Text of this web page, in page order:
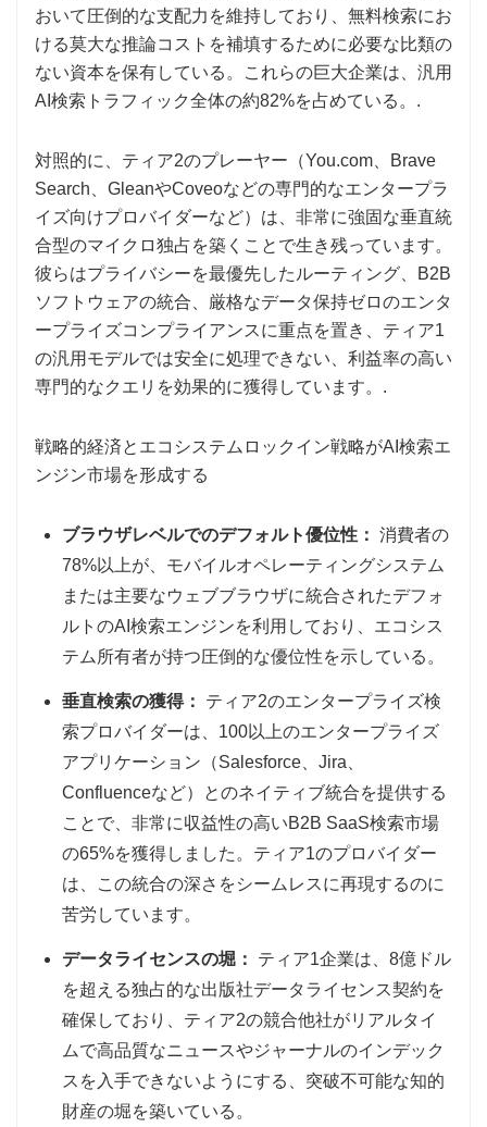
おいて圧倒的な支配力を維持しており、無料検索にお
ける莫大な推論コストを補填するために必要な比類の
ない資本を保有している。これらの巨大企業は、汎用
AI検索トラフィック全体の約82%を占めている。.
対照的に、ティア2のプレーヤー（You.com、Brave
Search、GleanやCoveoなどの専門的なエンタープラ
イズ向けプロバイダーなど）は、非常に強固な垂直統
合型のマイクロ独占を築くことで生き残っています。
彼らはプライバシーを最優先したルーティング、B2B
ソフトウェアの統合、厳格なデータ保持ゼロのエンタ
ープライズコンプライアンスに重点を置き、ティア1
の汎用モデルでは安全に処理できない、利益率の高い
専門的なクエリを効果的に獲得しています。.
戦略的経済とエコシステムロックイン戦略がAI検索エ
ンジン市場を形成する
ブラウザレベルでのデフォルト優位性： 消費者の
78%以上が、モバイルオペレーティングシステム
または主要なウェブブラウザに統合されたデフォ
ルトのAI検索エンジンを利用しており、エコシス
テム所有者が持つ圧倒的な優位性を示している。
垂直検索の獲得：
ティア2のエンタープライズ検
索プロバイダーは、100以上のエンタープライズ
アプリケーション（Salesforce、Jira、
Confluenceなど）とのネイティブ統合を提供する
ことで、非常に収益性の高いB2B SaaS検索市場
の65%を獲得しました。ティア1のプロバイダー
は、この統合の深さをシームレスに再現するのに
苦労しています。
データライセンスの堀：
ティア1企業は、8億ドル
を超える独占的な出版社データライセンス契約を
確保しており、ティア2の競合他社がリアルタイ
ムで高品質なニュースやジャーナルのインデック
スを入手できないようにする、突破不可能な知的
財産の堀を築いている。